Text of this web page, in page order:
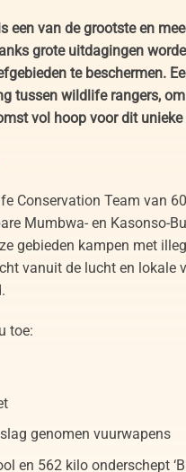
een van de grootste en
grote uitdagingen
te beschermen.
tussen wildlife rangers,
vol hoop voor dit unieke
Conservation Team van
Mumbwa- en Kasonso-
gebieden kampen met
vanuit de lucht en lokale
toe:
genomen vuurwapens
en 562 kilo onderschept